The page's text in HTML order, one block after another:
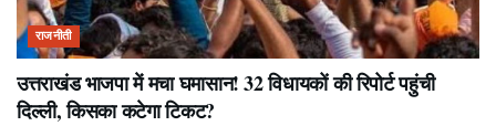
राजनीती
उत्तराखंड भाजपा में मचा घमासान! 32 विधायकों की रिपोर्ट पहुंची
दिल्ली, किसका कटेगा टिकट?